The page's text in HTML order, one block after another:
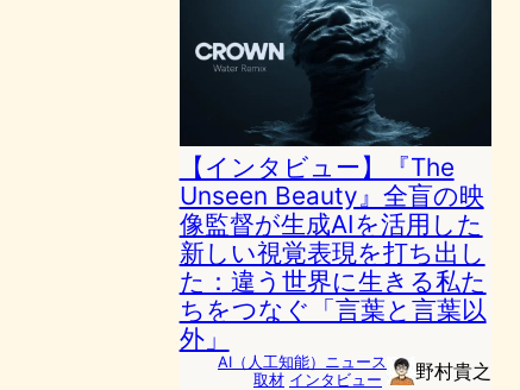
【インタビュー】『The
Unseen Beauty』全盲の映
像監督が生成AIを活用した
新しい視覚表現を打ち出し
た：違う世界に生きる私た
ちをつなぐ「言葉と言葉以
外」
AI（人工知能）ニュース
取材 インタビュー 野村貴之